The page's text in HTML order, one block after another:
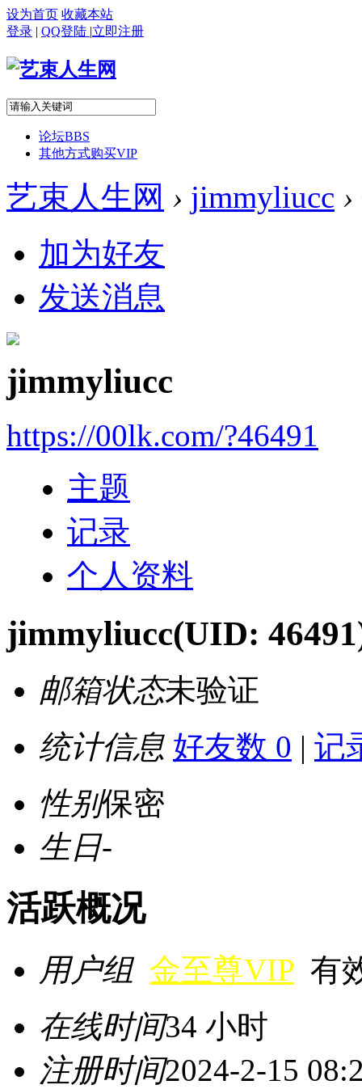
设为首页 收藏本站
登录 | QQ登陆 |立即注册
论坛BBS
其他方式购买VIP
艺束人生网 › jimmyliucc ›
加为好友
发送消息
jimmyliucc
https://00lk.com/?46491
主题
记录
个人资料
jimmyliucc(UID:
邮箱状态未验证
统计信息 好友数 0 | 记
性别保密
生日-
活跃概况
用户组 金至尊VIP 有
在线时间34 小时
注册时间2024-2-15